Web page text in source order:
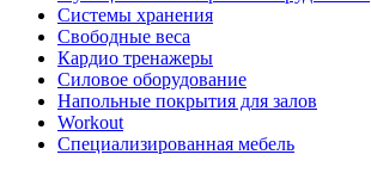
Системы хранения
Свободные веса
Кардио тренажеры
Силовое оборудование
Напольные покрытия для залов
Workout
Специализированная мебель